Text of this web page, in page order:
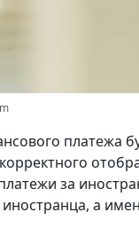
платежа
за
а